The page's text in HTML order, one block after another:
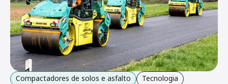
Compactadores de solos e asfalto Tecnologia